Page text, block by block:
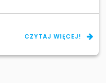
CZYTAJ WIĘCEJ!